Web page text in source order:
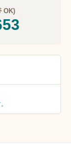
OK)